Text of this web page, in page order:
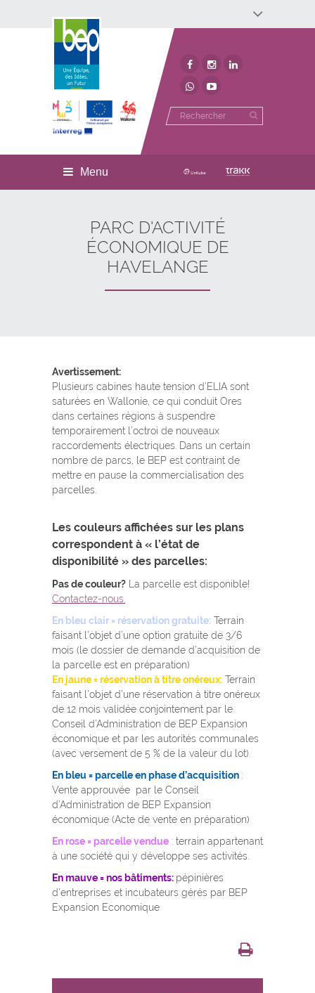
Développement économique
Développement territorial
Menu
PARC D'ACTIVITÉ
ÉCONOMIQUE DE
HAVELANGE
Avertissement:
Plusieurs cabines haute tension d’ELIA sont
saturées en Wallonie, ce qui conduit Ores
dans certaines régions à suspendre
temporairement l’octroi de nouveaux
raccordements électriques. Dans un certain
nombre de parcs, le BEP est contraint de
mettre en pause la commercialisation des
parcelles.
Les couleurs affichées sur les plans
correspondent à « l’état de
disponibilité » des parcelles:
Pas de couleur? La parcelle est disponible!
Contactez-nous.
En bleu clair = réservation gratuite: Terrain
faisant l’objet d’une option gratuite de 3/6
mois (le dossier de demande d’acquisition de
la parcelle est en préparation)
En jaune = réservation à titre onéreux: Terrain
faisant l’objet d’une réservation à titre onéreux
de 12 mois validée conjointement par le
Conseil d’Administration de BEP Expansion
économique et par les autorités communales
(avec versement de 5 % de la valeur du lot).
En bleu = parcelle en phase d’acquisition :
Vente approuvée par le Conseil
d’Administration de BEP Expansion
économique (Acte de vente en préparation)
En rose = parcelle vendue : terrain appartenant
à une société qui y développe ses activités.
En mauve = nos bâtiments: pépinières
d’entreprises et incubateurs gérés par BEP
Expansion Economique